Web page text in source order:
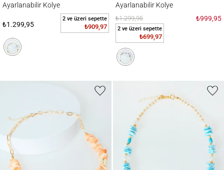
Ayarlanabilir Kolye
₺1.299,95
2 ve üzeri sepette
₺909,97
Ayarlanabilir Kolye
₺1.299,95 ₺999,95
2 ve üzeri sepette
₺699,97